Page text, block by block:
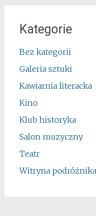
Kategorie
Bez kategorii
Galeria sztuki
Kawiarnia literacka
Kino
Klub historyka
Salon muzyczny
Teatr
Witryna podróżnika